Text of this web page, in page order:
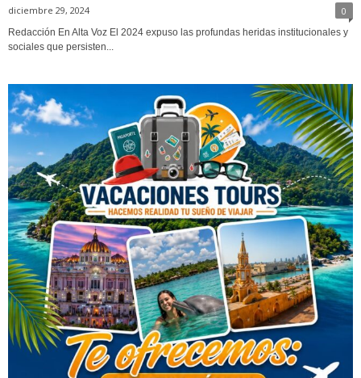
diciembre 29, 2024 0
Redacción En Alta Voz El 2024 expuso las profundas heridas institucionales y
sociales que persisten...